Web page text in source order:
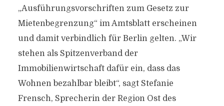
„Ausführungsvorschriften zum Gesetz zur
Mietenbegrenzung“ im Amtsblatt erscheinen
und damit verbindlich für Berlin gelten. „Wir
stehen als Spitzenverband der
Immobilienwirtschaft dafür ein, dass das
Wohnen bezahlbar bleibt“, sagt Stefanie
Frensch, Sprecherin der Region Ost des